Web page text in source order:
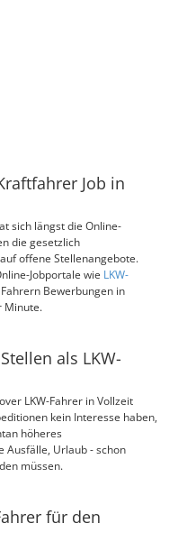
Job in
sich längst die Online-
die gesetzlich
offene Stellenangebote.
Jobportale wie LKW-
Bewerbungen in
Minute.
als LKW-
LKW-Fahrer in Vollzeit
kein Interesse haben,
höheres
Ausfälle, Urlaub - schon
müssen.
für den